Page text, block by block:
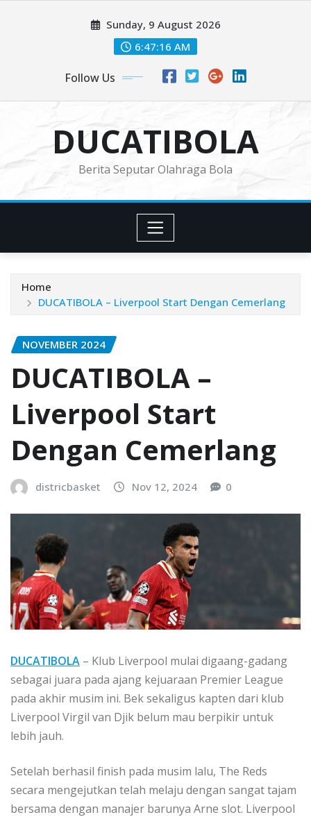
Sunday, 9 August 2026
6:47:18 AM
Follow Us
DUCATIBOLA
Berita Seputar Olahraga Bola
Home
DUCATIBOLA – Liverpool Start Dengan Cemerlang
NOVEMBER 2024
DUCATIBOLA –
Liverpool Start
Dengan Cemerlang
districbasket Nov 12, 2024 0
DUCATIBOLA – Klub Liverpool mulai digaang-gadang
sebagai juara pada ajang kejuaraan Premier League
pada akhir musim ini. Bek sekaligus kapten dari klub
Liverpool Virgil van Djik belum mau berpikir untuk
lebih jauh.
Setelah berhasil finish pada musim lalu, The Reds
secara mengejutkan telah melaju dengan sangat tajam
bersama dengan manajer barunya Arne slot. Liverpool